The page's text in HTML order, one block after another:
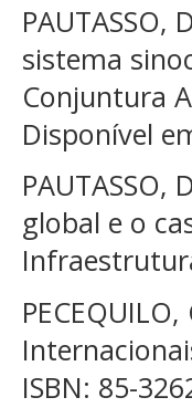
PAUTASSO,
sistema
Conjuntura
Disponível
global e o
ISBN: 85-